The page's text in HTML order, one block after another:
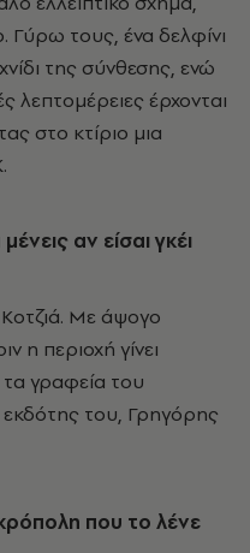
Γύρω τους, ένα δελφίνι
της σύνθεσης, ενώ
λεπτομέρειες έρχονται
στο κτίριο μια
αν είσαι γκέι
Mε άψογο
η περιοχή γίνει
τα γραφεία του
του, Γρηγόρης
που το λένε